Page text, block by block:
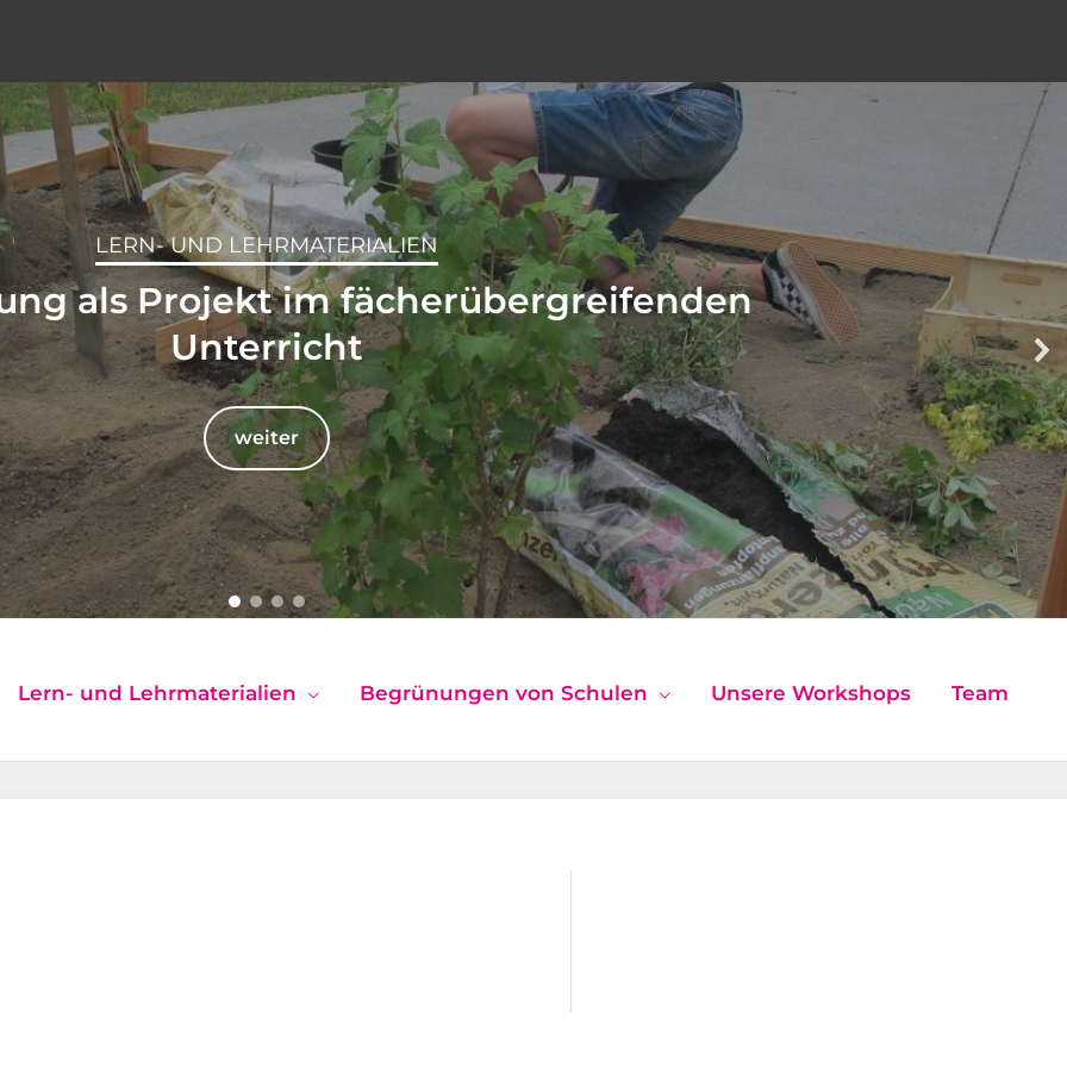
LERN- UND LEHRMATERIALIEN
als Projekt im fächerübergreifenden
Unterricht
weiter
Lern- und Lehrmaterialien Begrünungen von Schulen Unsere Workshops Team